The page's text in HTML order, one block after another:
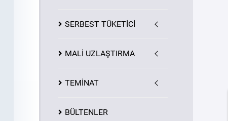
SERBEST TÜKETİCİ
MALİ UZLAŞTIRMA
TEMİNAT
BÜLTENLER